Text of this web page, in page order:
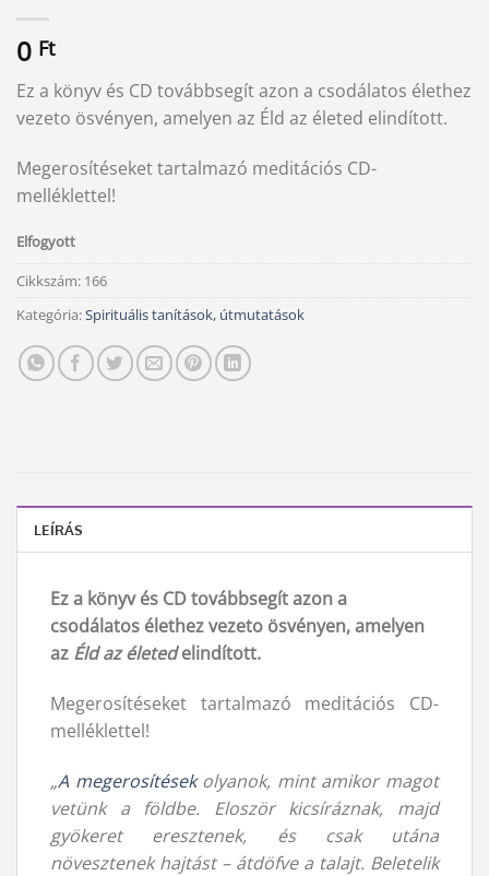
0 Ft
Ez a könyv és CD továbbsegít azon a csodálatos élethez
vezeto ösvényen, amelyen az Éld az életed elindított.
Megerosítéseket tartalmazó meditációs CD-
melléklettel!
Elfogyott
Cikkszám: 166
Kategória:Spirituális tanítások, útmutatások
LEÍRÁS
Ez a könyv és CD továbbsegít azon a
csodálatos élethez vezeto ösvényen, amelyen
az Éld az életedelindított.
Megerosítéseket tartalmazó meditációs CD-
melléklettel!
„A megerosítésekolyanok, mint amikor magot
vetünk a földbe. Eloször kicsíráznak, majd
gyökeret eresztenek, és csak utána
növesztenek hajtást – átdöfve a talajt. Beletelik